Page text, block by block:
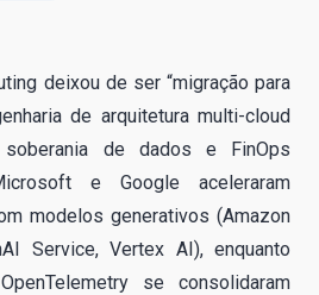
deixou de ser “migração para
de arquitetura multi-cloud
de dados e FinOps
e Google aceleraram
modelos generativos (Amazon
Service, Vertex AI), enquanto
se consolidaram